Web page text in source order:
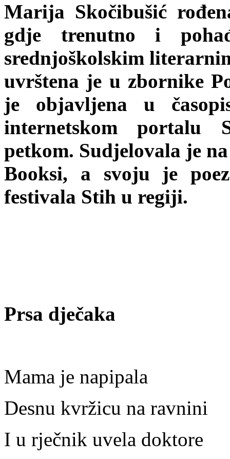
Marija Skočibušić
gdje trenutno i
srednjoškolskim
uvrštena je u zbornike
je objavljena u
internetskom portalu
petkom. Sudjelovala je
Booksi, a svoju je
festivala Stih u regiji.
Prsa dječaka
Mama je napipala
Desnu kvržicu na ravnini
I u rječnik uvela doktore